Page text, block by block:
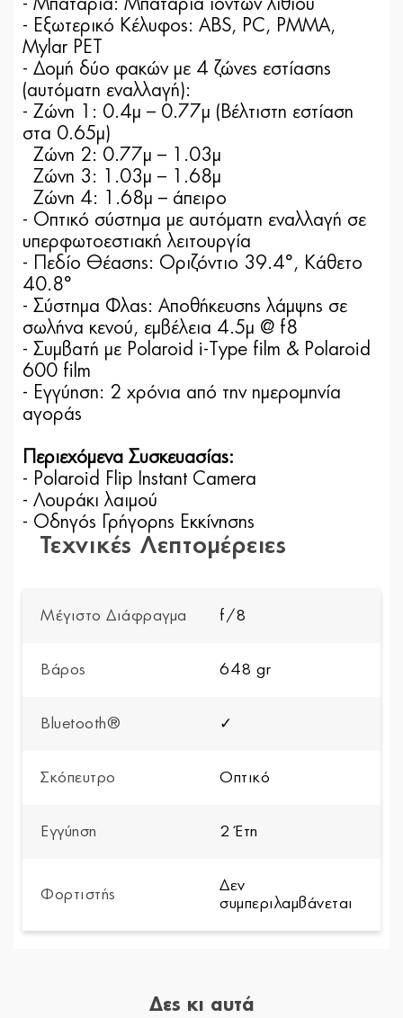
- Μπαταρία: Μπαταρία ιόντων λιθίου
- Εξωτερικό Κέλυφος: ABS, PC, PMMA,
Mylar PET
- Δομή δύο φακών με 4 ζώνες εστίασης
(αυτόματη εναλλαγή):
- Ζώνη 1: 0.4μ – 0.77μ (Βέλτιστη εστίαση
στα 0.65μ)
Ζώνη 2: 0.77μ – 1.03μ
Ζώνη 3: 1.03μ – 1.68μ
Ζώνη 4: 1.68μ – άπειρο
- Οπτικό σύστημα με αυτόματη εναλλαγή σε
υπερφωτοεστιακή λειτουργία
- Πεδίο Θέασης: Οριζόντιο 39.4°, Κάθετο
40.8°
- Σύστημα Φλας: Αποθήκευσης λάμψης σε
σωλήνα κενού, εμβέλεια 4.5μ @ f8
- Συμβατή με Polaroid i-Type film & Polaroid
600 film
- Εγγύηση: 2 χρόνια από την ημερομηνία
αγοράς
Περιεχόμενα Συσκευασίας:
- Polaroid Flip Instant Camera
- Λουράκι λαιμού
- Οδηγός Γρήγορης Εκκίνησης
Τεχνικές Λεπτομέρειες
Μέγιστο Διάφραγμα f/8
Βάρος 648 gr
Bluetooth® ✓
Σκόπευτρο Οπτικό
Εγγύηση 2 Έτη
Φορτιστής
Δεν
συμπεριλαμβάνεται
Δες κι αυτά